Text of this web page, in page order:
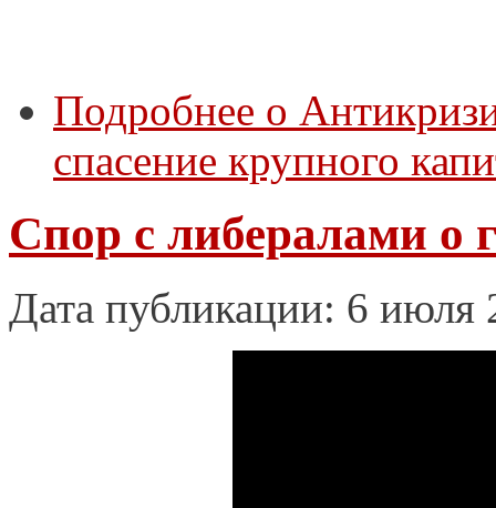
Подробнее о
спасение крупного
Спор с либералами о
Дата публикации: 6 июля